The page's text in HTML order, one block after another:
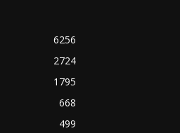
6256
2724
1795
668
499